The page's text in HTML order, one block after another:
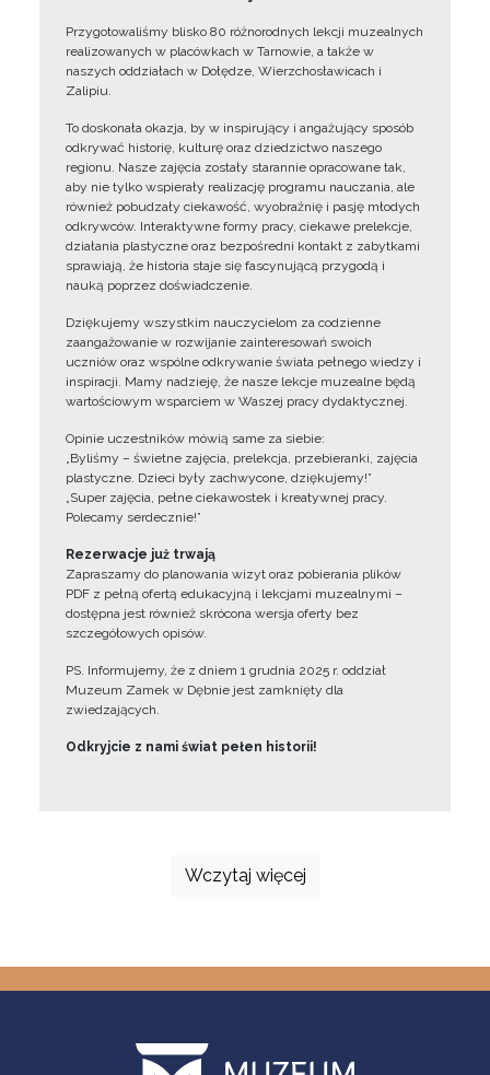
Przygotowaliśmy blisko 80 różnorodnych lekcji muzealnych
realizowanych w placówkach w Tarnowie, a także w
naszych oddziałach w Dołędze, Wierzchosławicach i
Zalipiu.
To doskonała okazja, by w inspirujący i angażujący sposób
odkrywać historię, kulturę oraz dziedzictwo naszego
regionu. Nasze zajęcia zostały starannie opracowane tak,
aby nie tylko wspierały realizację programu nauczania, ale
również pobudzały ciekawość, wyobraźnię i pasję młodych
odkrywców. Interaktywne formy pracy, ciekawe prelekcje,
działania plastyczne oraz bezpośredni kontakt z zabytkami
sprawiają, że historia staje się fascynującą przygodą i
nauką poprzez doświadczenie.
Dziękujemy wszystkim nauczycielom za codzienne
zaangażowanie w rozwijanie zainteresowań swoich
uczniów oraz wspólne odkrywanie świata pełnego wiedzy i
inspiracji. Mamy nadzieję, że nasze lekcje muzealne będą
wartościowym wsparciem w Waszej pracy dydaktycznej.
Opinie uczestników mówią same za siebie:
„Byliśmy – świetne zajęcia, prelekcja, przebieranki, zajęcia
plastyczne. Dzieci były zachwycone, dziękujemy!”
„Super zajęcia, pełne ciekawostek i kreatywnej pracy.
Polecamy serdecznie!”
Rezerwacje już trwają
Zapraszamy do planowania wizyt oraz pobierania plików
PDF z pełną ofertą edukacyjną i lekcjami muzealnymi –
dostępna jest również skrócona wersja oferty bez
szczegółowych opisów.
PS. Informujemy, że z dniem 1 grudnia 2025 r. oddział
Muzeum Zamek w Dębnie jest zamknięty dla
zwiedzających.
Odkryjcie z nami świat pełen historii!
Wczytaj więcej